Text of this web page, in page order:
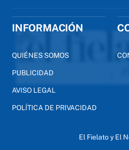
INFORMACIÓN
QUIÉNES SOMOS
PUBLICIDAD
AVISO LEGAL
POLÍTICA DE PRIVACIDAD
El Fielato y El